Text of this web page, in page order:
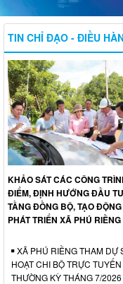
TIN CHỈ ĐẠO - ĐIỀU
KHẢO SÁT CÁC CÔNG
ĐIỂM, ĐỊNH HƯỚNG ĐẦU
TẦNG ĐỒNG BỘ, TẠO
PHÁT TRIỂN XÃ PHÚ RIỀNG
XÃ PHÚ RIỀNG THAM DỰ
HOẠT CHI BỘ TRỰC TUYẾN
THƯỜNG KỲ THÁNG 7/2026